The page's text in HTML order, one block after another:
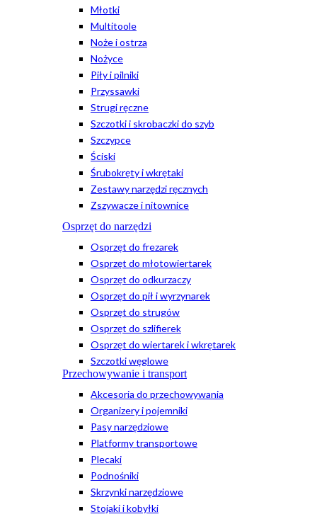
Młotki
Multitoole
Noże i ostrza
Nożyce
Piły i pilniki
Przyssawki
Strugi ręczne
Szczotki i skrobaczki do szyb
Szczypce
Ściski
Śrubokręty i wkrętaki
Zestawy narzędzi ręcznych
Zszywacze i nitownice
Osprzęt do narzędzi
Osprzęt do frezarek
Osprzęt do młotowiertarek
Osprzęt do odkurzaczy
Osprzęt do pił i wyrzynarek
Osprzęt do strugów
Osprzęt do szlifierek
Osprzęt do wiertarek i wkrętarek
Szczotki węglowe
Przechowywanie i transport
Akcesoria do przechowywania
Organizery i pojemniki
Pasy narzędziowe
Platformy transportowe
Plecaki
Podnośniki
Skrzynki narzędziowe
Stojaki i kobyłki